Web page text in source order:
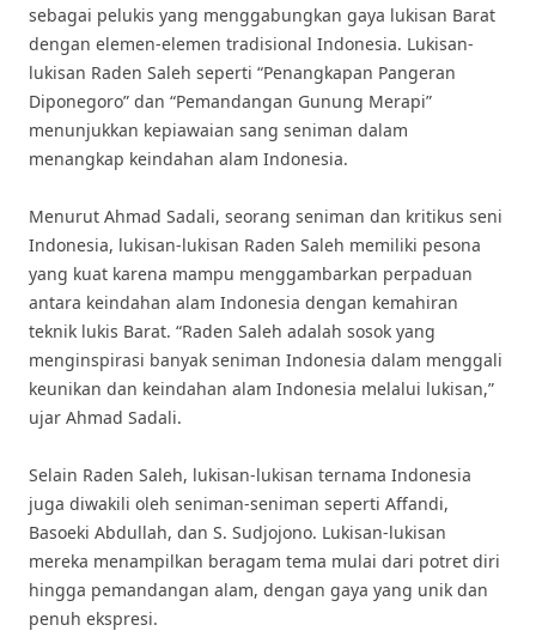
sebagai pelukis yang menggabungkan gaya lukisan Barat
dengan elemen-elemen tradisional Indonesia. Lukisan-
lukisan Raden Saleh seperti “Penangkapan Pangeran
Diponegoro” dan “Pemandangan Gunung Merapi”
menunjukkan kepiawaian sang seniman dalam
menangkap keindahan alam Indonesia.
Menurut Ahmad Sadali, seorang seniman dan kritikus seni
Indonesia, lukisan-lukisan Raden Saleh memiliki pesona
yang kuat karena mampu menggambarkan perpaduan
antara keindahan alam Indonesia dengan kemahiran
teknik lukis Barat. “Raden Saleh adalah sosok yang
menginspirasi banyak seniman Indonesia dalam menggali
keunikan dan keindahan alam Indonesia melalui lukisan,”
ujar Ahmad Sadali.
Selain Raden Saleh, lukisan-lukisan ternama Indonesia
juga diwakili oleh seniman-seniman seperti Affandi,
Basoeki Abdullah, dan S. Sudjojono. Lukisan-lukisan
mereka menampilkan beragam tema mulai dari potret diri
hingga pemandangan alam, dengan gaya yang unik dan
penuh ekspresi.